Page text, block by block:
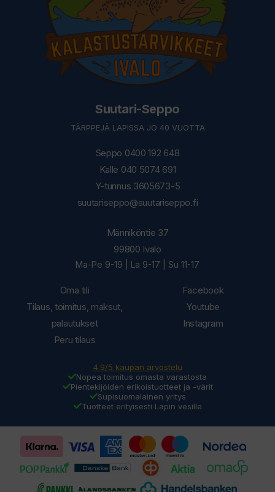
Suutari-Seppo
TÄRPPEJÄ LAPISSA JO 40 VUOTTA
Seppo 0400 192 648
Kalle 040 5074 691
Y-tunnus 3605673-5
suutariseppo@suutariseppo.fi
Oma tili
Tilaus, toimitus, maksut,
palautukset
Peru tilaus
Männiköntie 37
99800 Ivalo
Ma-Pe 9-19 | La 9-17 | Su 11-17
Facebook
Youtube
Instagram
4.9/5 kaupan arvostelu
Nopea toimitus omasta varastosta
Pientekijöiden erikoistuotteet ja -värit
Supisuomalainen yritys
Tuotteet erityisesti Lapin vesille